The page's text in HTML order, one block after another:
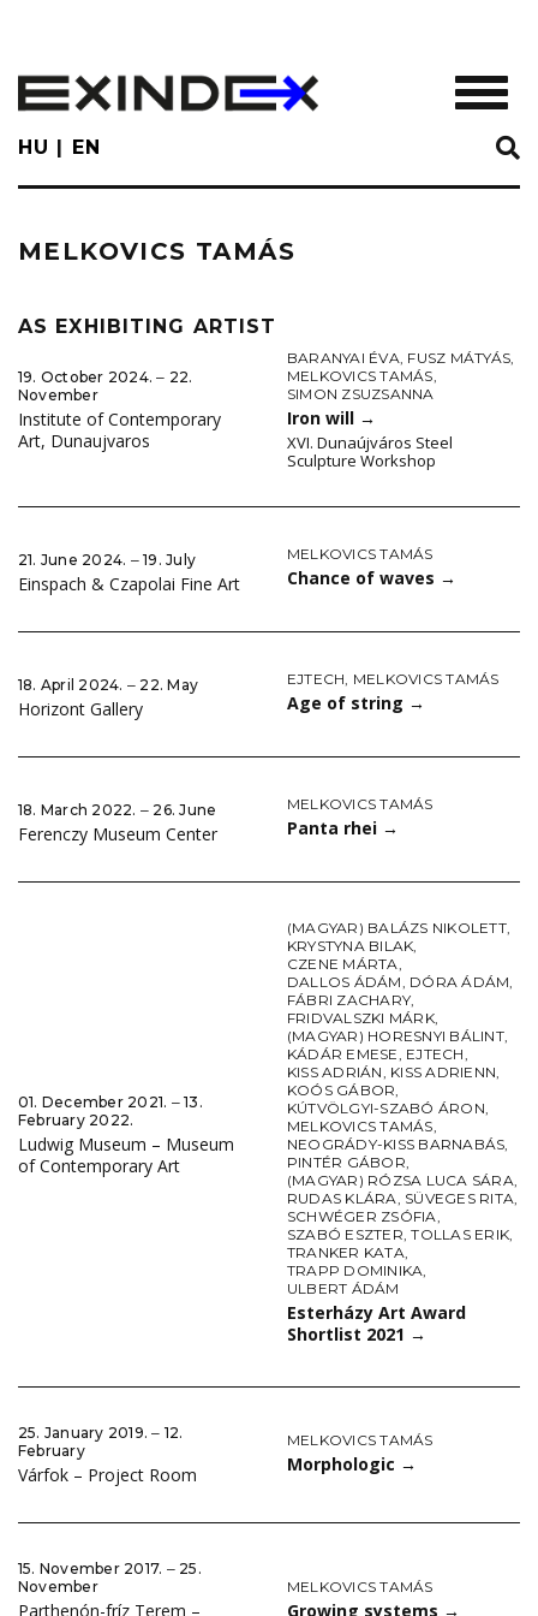
main
content
HU EN
MELKOVICS TAMÁS
AS EXHIBITING ARTIST
19. October 2024. ‒ 22.
November
Institute of Contemporary
Art, Dunaujvaros
BARANYAI ÉVA, FUSZ MÁTYÁS,
MELKOVICS TAMÁS,
SIMON ZSUZSANNA
Iron will →
XVI. Dunaújváros Steel
Sculpture Workshop
21. June 2024. ‒ 19. July
Einspach & Czapolai Fine Art
MELKOVICS TAMÁS
Chance of waves →
18. April 2024. ‒ 22. May
Horizont Gallery
EJTECH, MELKOVICS TAMÁS
Age of string →
18. March 2022. ‒ 26. June
Ferenczy Museum Center
MELKOVICS TAMÁS
Panta rhei →
01. December 2021. ‒ 13.
February 2022.
Ludwig Museum – Museum
of Contemporary Art
(MAGYAR) BALÁZS NIKOLETT,
KRYSTYNA BILAK,
CZENE MÁRTA,
DALLOS ÁDÁM, DÓRA ÁDÁM,
FÁBRI ZACHARY,
FRIDVALSZKI MÁRK,
(MAGYAR) HORESNYI BÁLINT,
KÁDÁR EMESE, EJTECH,
KISS ADRIÁN, KISS ADRIENN,
KOÓS GÁBOR,
KÚTVÖLGYI-SZABÓ ÁRON,
MELKOVICS TAMÁS,
NEOGRÁDY-KISS BARNABÁS,
PINTÉR GÁBOR,
(MAGYAR) RÓZSA LUCA SÁRA,
RUDAS KLÁRA, SÜVEGES RITA,
SCHWÉGER ZSÓFIA,
SZABÓ ESZTER,TOLLAS ERIK,
TRANKER KATA,
TRAPP DOMINIKA,
ULBERT ÁDÁM
Esterházy Art Award
Shortlist 2021 →
25. January 2019. ‒ 12.
February
Várfok – Project Room
MELKOVICS TAMÁS
Morphologic →
15. November 2017. ‒ 25.
November
Parthenón-fríz Terem –
MELKOVICS TAMÁS
Growing systems →